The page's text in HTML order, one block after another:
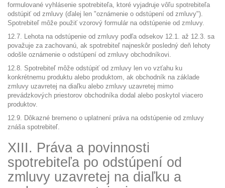
formulované vyhlásenie spotrebiteľa, ktoré vyjadruje vôľu spotrebiteľa
odstúpiť od zmluvy (ďalej len "oznámenie o odstúpení od zmluvy").
Spotrebiteľ môže použiť vzorový formulár na odstúpenie od zmluvy.
12.7. Lehota na odstúpenie od zmluvy podľa odsekov 12.1. až 12.3. sa
považuje za zachovanú, ak spotrebiteľ najneskôr posledný deň lehoty
odošle oznámenie o odstúpení od zmluvy obchodníkovi.
12.8. Spotrebiteľ môže odstúpiť od zmluvy len vo vzťahu ku
konkrétnemu produktu alebo produktom, ak obchodník na základe
zmluvy uzavretej na diaľku alebo zmluvy uzavretej mimo
prevádzkových priestorov obchodníka dodal alebo poskytol viacero
produktov.
12.9. Dôkazné bremeno o uplatnení práva na odstúpenie od zmluvy
znáša spotrebiteľ.
XIII. Práva a povinnosti
spotrebiteľa po odstúpení od
zmluvy uzavretej na diaľku a